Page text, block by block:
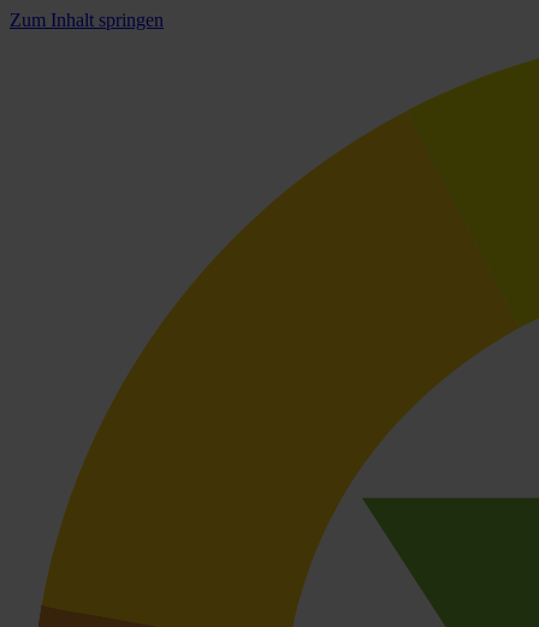
Zum Inhalt springen